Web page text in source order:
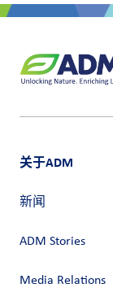
关于ADM
新闻
ADM Stories
Media Relations